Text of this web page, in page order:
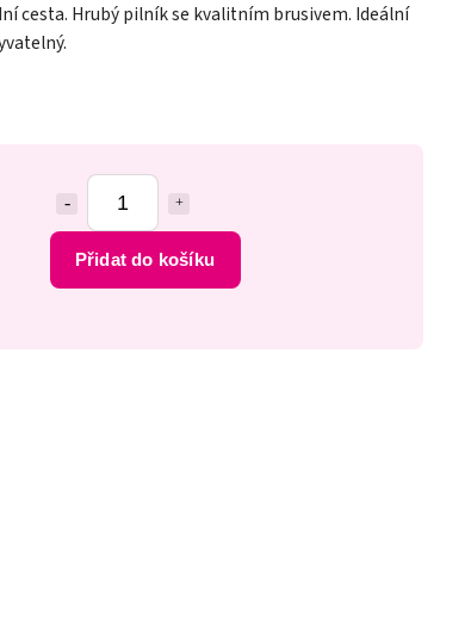
Přidat do košíku
cesta. Hrubý pilník se kvalitním brusivem. Ideální